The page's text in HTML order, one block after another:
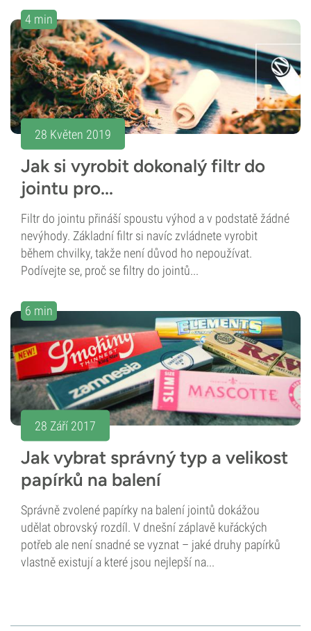
4 min
28 Květen 2019
Jak si vyrobit dokonalý filtr do
jointu pro...
Filtr do jointu přináší spoustu výhod a v podstatě žádné
nevýhody. Základní filtr si navíc zvládnete vyrobit
během chvilky, takže není důvod ho nepoužívat.
Podívejte se, proč se filtry do jointů...
6 min
28 Září 2017
Jak vybrat správný typ a velikost
papírků na balení
Správně zvolené papírky na balení jointů dokážou
udělat obrovský rozdíl. V dnešní záplavě kuřáckých
potřeb ale není snadné se vyznat – jaké druhy papírků
vlastně existují a které jsou nejlepší na...